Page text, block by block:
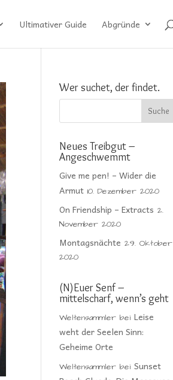
Ultimativer Guide Abgründe
Wer suchet, der findet.
Neues Treibgut –
Angeschwemmt
Give me pen! – Wider die
Armut 10. Dezember 2020
On Friendship – Extracts 2.
November 2020
Montagsnächte 29. Oktober
2020
(N)Euer Senf –
mittelscharf, wenn’s geht
Weltensammler beiLeise
weht der Seelen Sinn:
Geheime Orte
Weltensammler beiSunset